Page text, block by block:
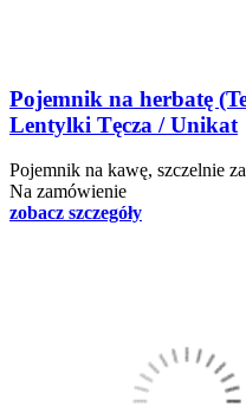
Pojemnik na herbatę
Lentylki Tęcza / Unikat
Pojemnik na kawę, szczelnie
Na zamówienie
zobacz szczegóły